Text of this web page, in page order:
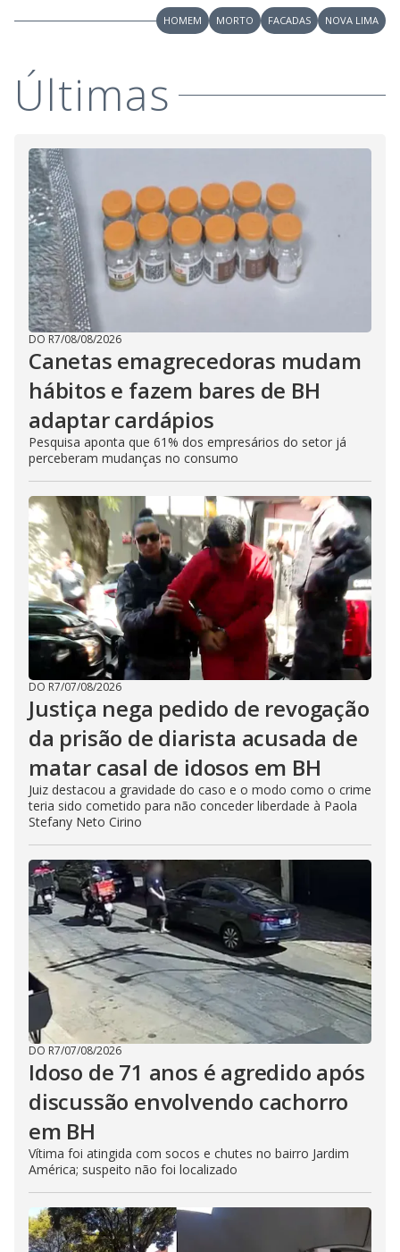
HOMEM MORTO FACADAS NOVA LIMA
Últimas
DO R7/08/08/2026
Canetas emagrecedoras mudam
hábitos e fazem bares de BH
adaptar cardápios
Pesquisa aponta que 61% dos empresários do setor já
perceberam mudanças no consumo
DO R7/07/08/2026
Justiça nega pedido de revogação
da prisão de diarista acusada de
matar casal de idosos em BH
Juiz destacou a gravidade do caso e o modo como o crime
teria sido cometido para não conceder liberdade à Paola
Stefany Neto Cirino
DO R7/07/08/2026
Idoso de 71 anos é agredido após
discussão envolvendo cachorro
em BH
Vítima foi atingida com socos e chutes no bairro Jardim
América; suspeito não foi localizado